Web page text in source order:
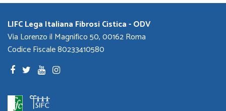
LIFC Lega Italiana Fibrosi Cistica - ODV
Via Lorenzo il Magnifico 50, 00162 Roma
Codice Fiscale 80233410580